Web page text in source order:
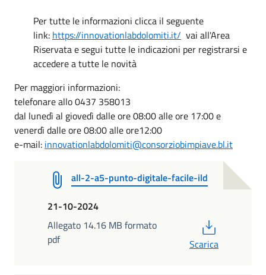
Per tutte le informazioni clicca il seguente
link: https://innovationlabdolomiti.it/ vai all'Area
Riservata e segui tutte le indicazioni per registrarsi e
accedere a tutte le novità
Per maggiori informazioni:
telefonare allo 0437 358013
dal lunedì al giovedì dalle ore 08:00 alle ore 17:00 e
venerdì dalle ore 08:00 alle ore12:00
e-mail: innovationlabdolomiti@consorziobimpiave.bl.it
all-2-a5-punto-digitale-facile-ild
21-10-2024
Allegato 14.16 MB formato
pdf
Scarica